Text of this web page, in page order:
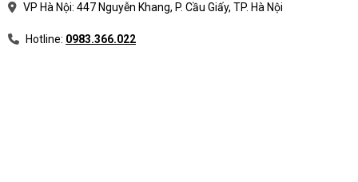
VP Hà Nội: 447 Nguyễn Khang, P. Cầu Giấy, TP. Hà Nội
Hotline: 0983.366.022